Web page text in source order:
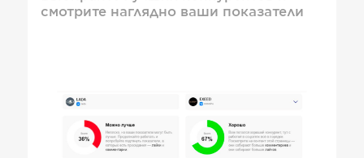
смотрите наглядно ваши показатели